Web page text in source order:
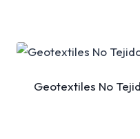
Geotextiles No